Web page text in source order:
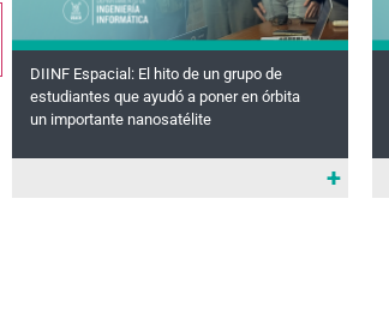
DIINF Espacial: El hito de un grupo de
estudiantes que ayudó a poner en órbita
un importante nanosatélite
+